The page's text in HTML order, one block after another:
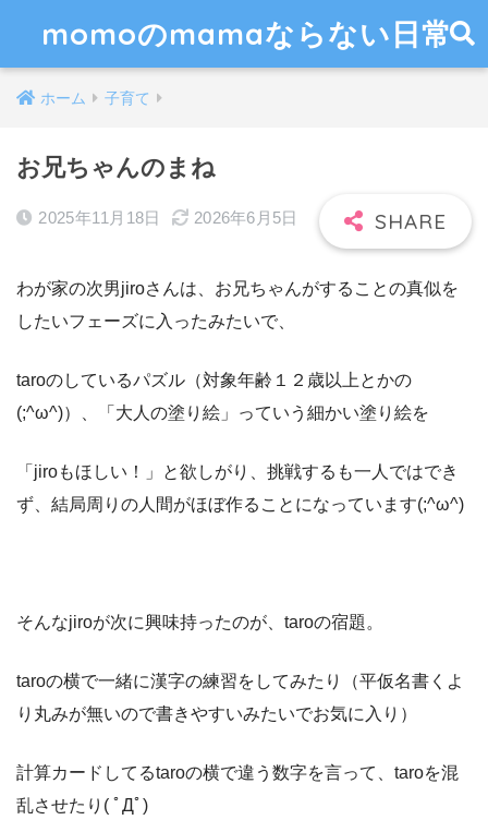
momoのmamaならない日常
ホーム 子育て
お兄ちゃんのまね
2025年11月18日 2026年6月5日
わが家の次男jiroさんは、お兄ちゃんがすることの真似を
したいフェーズに入ったみたいで、
taroのしているパズル（対象年齢１２歳以上とかの
(;^ω^)）、「大人の塗り絵」っていう細かい塗り絵を
「jiroもほしい！」と欲しがり、挑戦するも一人ではでき
ず、結局周りの人間がほぼ作ることになっています(;^ω^)
そんなjiroが次に興味持ったのが、taroの宿題。
taroの横で一緒に漢字の練習をしてみたり（平仮名書くよ
り丸みが無いので書きやすいみたいでお気に入り）
計算カードしてるtaroの横で違う数字を言って、taroを混
乱させたり( ﾟДﾟ)